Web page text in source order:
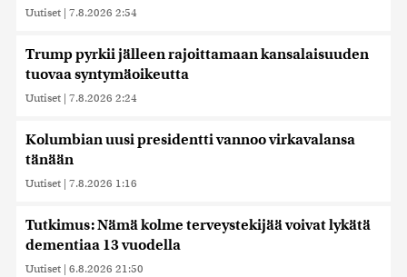
Uutiset | 7.8.2026 2:54
Trump pyrkii jälleen rajoittamaan kansalaisuuden
tuovaa syntymäoikeutta
Uutiset | 7.8.2026 2:24
Kolumbian uusi presidentti vannoo virkavalansa
tänään
Uutiset | 7.8.2026 1:16
Tutkimus: Nämä kolme terveystekijää voivat lykätä
dementiaa 13 vuodella
Uutiset | 6.8.2026 21:50